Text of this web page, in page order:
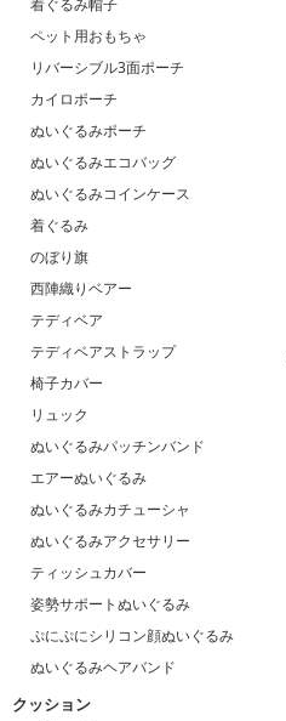
着ぐるみ帽子
ペット用おもちゃ
リバーシブル3面ポーチ
カイロポーチ
ぬいぐるみポーチ
ぬいぐるみエコバッグ
ぬいぐるみコインケース
着ぐるみ
のぼり旗
西陣織りベアー
テディベア
テディベアストラップ
椅子カバー
リュック
ぬいぐるみパッチンバンド
エアーぬいぐるみ
ぬいぐるみカチューシャ
ぬいぐるみアクセサリー
ティッシュカバー
姿勢サポートぬいぐるみ
ぷにぷにシリコン顔ぬいぐるみ
ぬいぐるみヘアバンド
クッション